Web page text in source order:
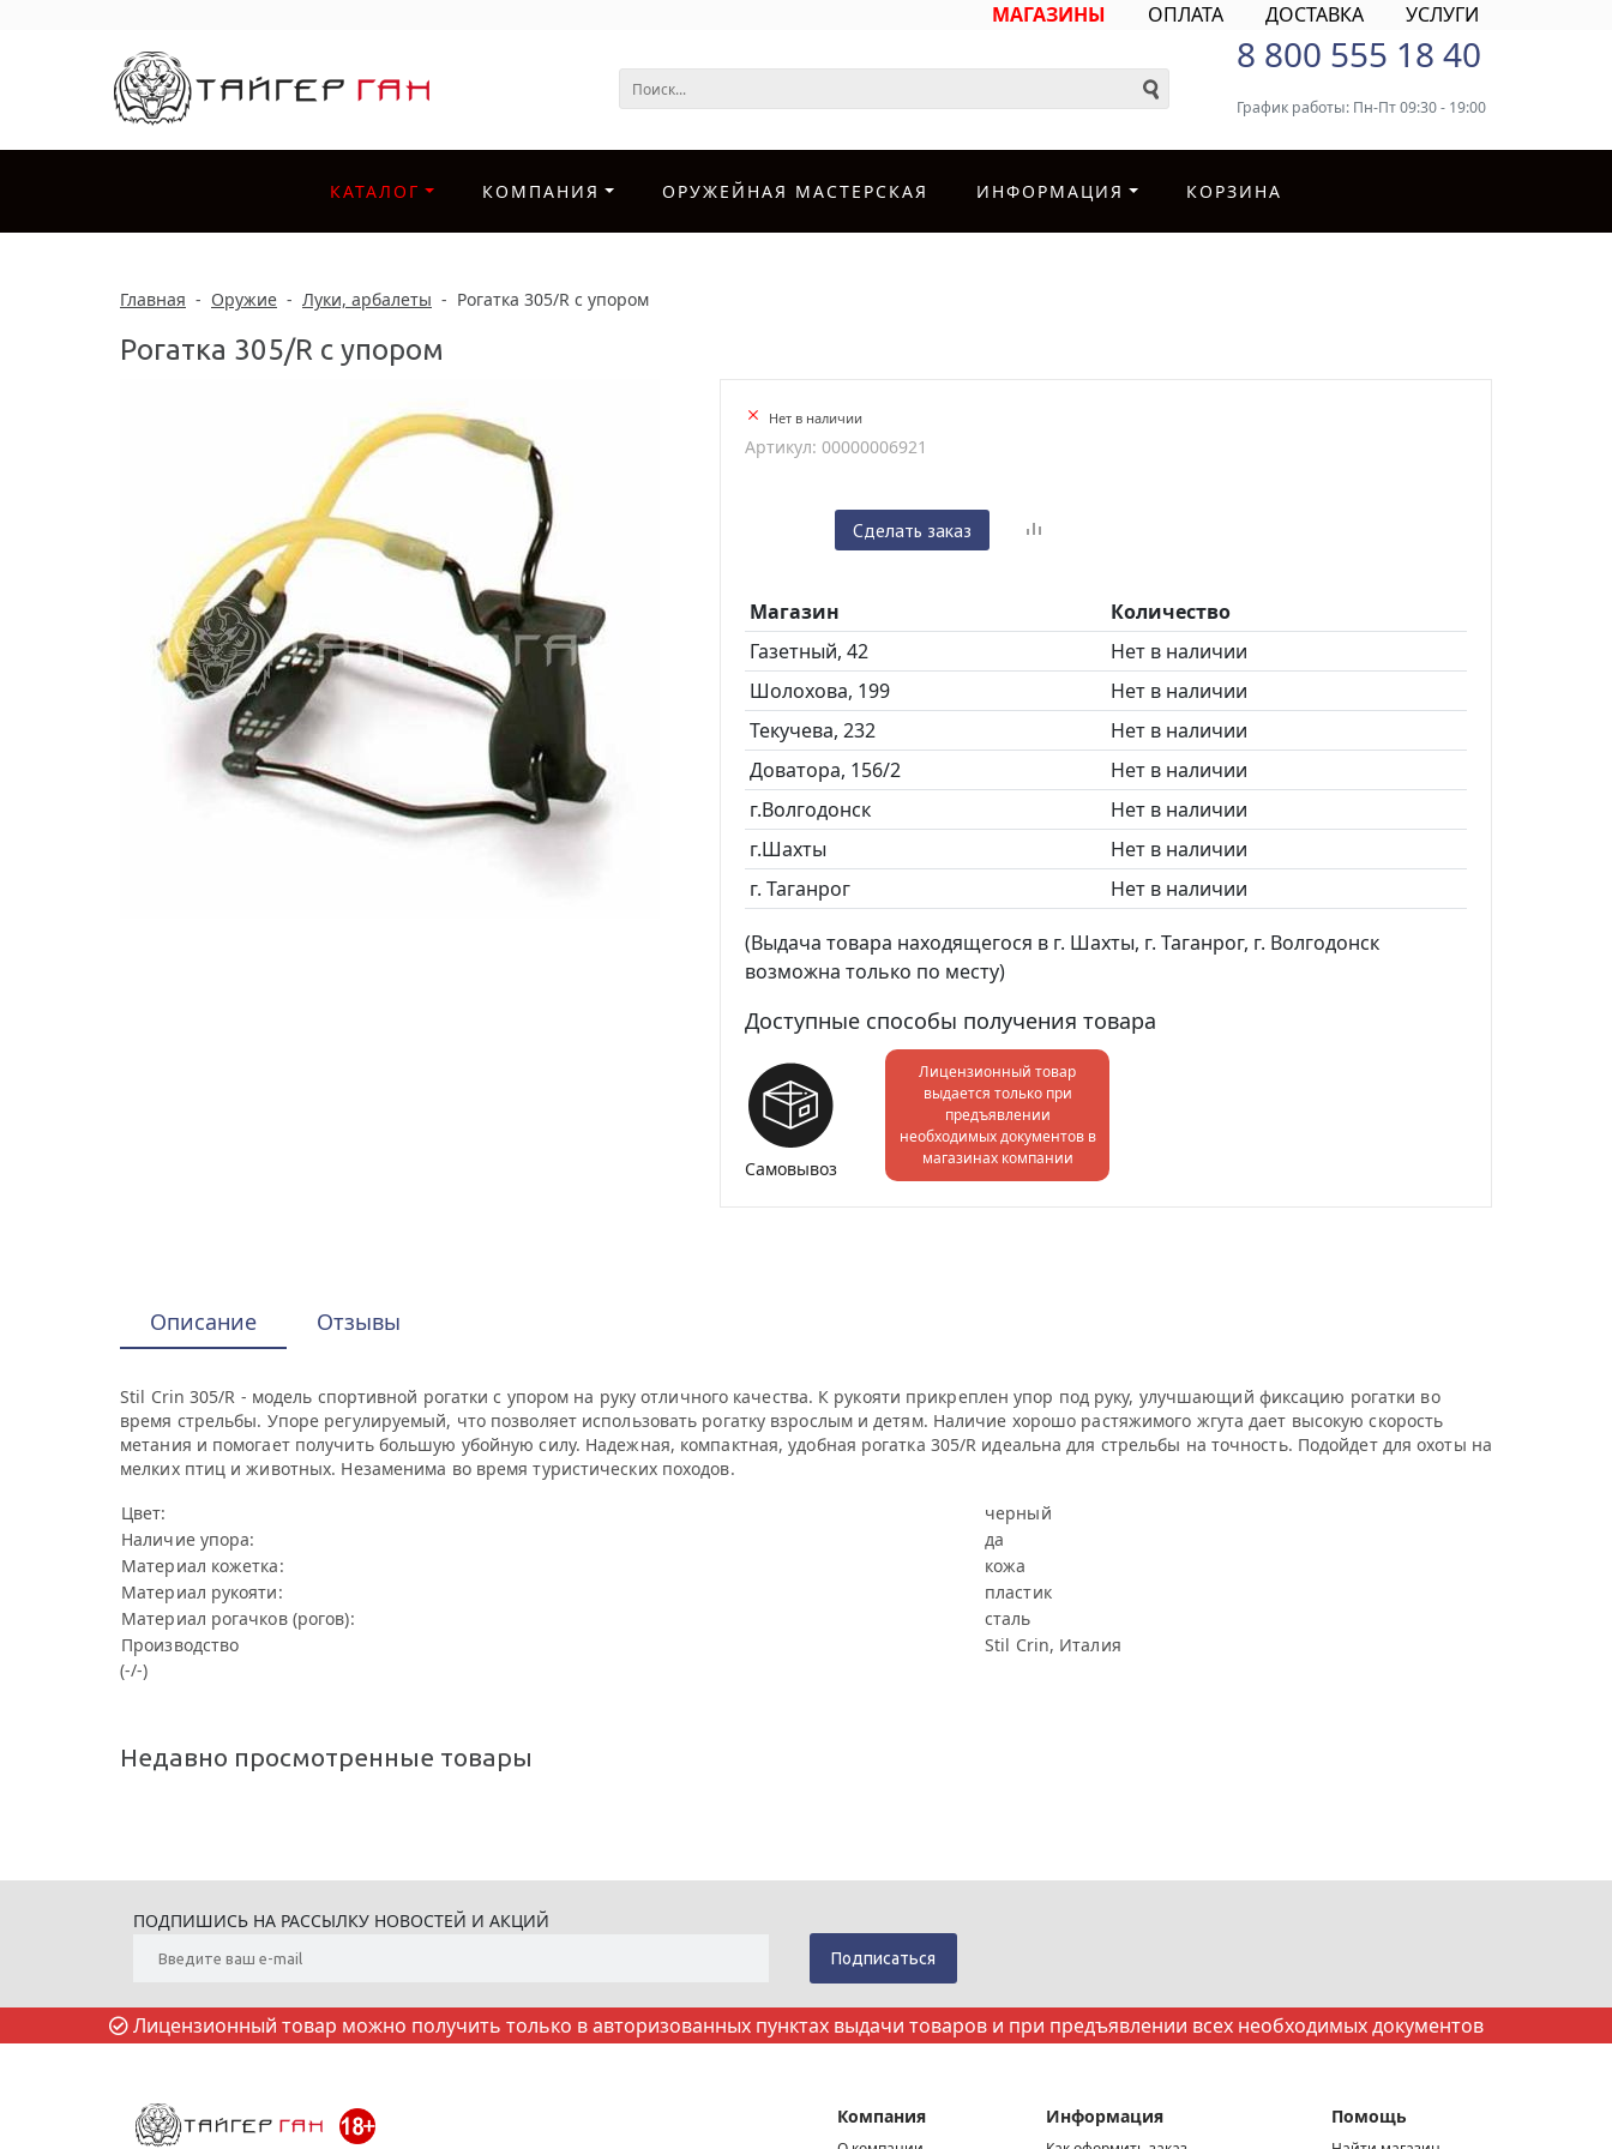
МАГАЗИНЫ ОПЛАТА ДОСТАВКА УСЛУГИ
8 800 555 18 40
График работы: Пн-Пт 09:30 - 19:00
КАТАЛОГ КОМПАНИЯ ОРУЖЕЙНАЯ МАСТЕРСКАЯ ИНФОРМАЦИЯ КОРЗИНА
Главная - Оружие - Луки, арбалеты - Рогатка 305/R с упором
Рогатка 305/R с упором
Нет в наличии
Артикул: 00000006921
Сделать заказ
Магазин
Количество
Газетный, 42
Нет в наличии
Шолохова, 199
Нет в наличии
Текучева, 232
Нет в наличии
Доватора, 156/2
Нет в наличии
г.Волгодонск
Нет в наличии
г.Шахты
Нет в наличии
г. Таганрог
Нет в наличии
(Выдача товара находящегося в г. Шахты, г. Таганрог, г. Волгодонск
возможна только по месту)
Доступные способы получения товара
Самовывоз
Лицензионный товар
выдается только при
предъявлении
необходимых документов в
магазинах компании
Описание Отзывы
Stil Crin 305/R - модель спортивной рогатки с упором на руку отличного качества. К рукояти прикреплен упор под руку, улучшающий фиксацию рогатки во
время стрельбы. Упоре регулируемый, что позволяет использовать рогатку взрослым и детям. Наличие хорошо растяжимого жгута дает высокую скорость
метания и помогает получить большую убойную силу. Надежная, компактная, удобная рогатка 305/R идеальна для стрельбы на точность. Подойдет для охоты на
мелких птиц и животных. Незаменима во время туристических походов.
Цвет:
черный
Наличие упора:
да
Материал кожетка:
кожа
Материал рукояти:
пластик
Материал рогачков (рогов):
сталь
Производство
Stil Crin, Италия
(-/-)
Недавно просмотренные товары
ПОДПИШИСЬ НА РАССЫЛКУ НОВОСТЕЙ И АКЦИЙ
Лицензионный товар можно получить только в авторизованных пунктах выдачи товаров и при предъявлении всех необходимых документов
Компания Информация Помощь